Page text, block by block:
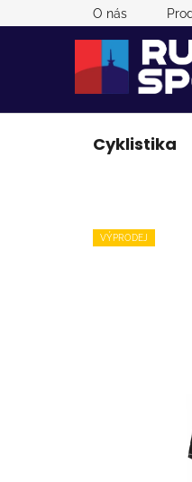
na
O nás
Cyklistika
VÝPRODEJ